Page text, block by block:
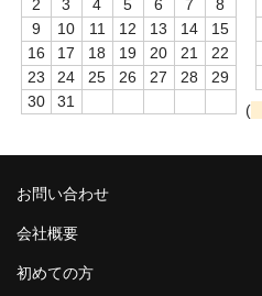
Cobra Blanc
Social Smoke
Eternal Smoke
FML
FUMARI
2
3 4 5 6 7
8
9
10 11 12 13 14
15
16
17 18 19 20 21
22
23
24 25 26 27 28
29
30
31
(
お問い合わせ
会社概要
初めての方